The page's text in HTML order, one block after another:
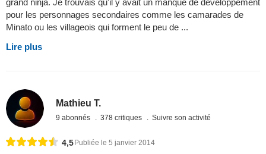
grand ninja. Je trouvais qu'il y avait un manque de développement
pour les personnages secondaires comme les camarades de
Minato ou les villageois qui forment le peu de ...
Lire plus
Mathieu T.
9 abonnés 378 critiques Suivre son activité
4,5Publiée le 5 janvier 2014